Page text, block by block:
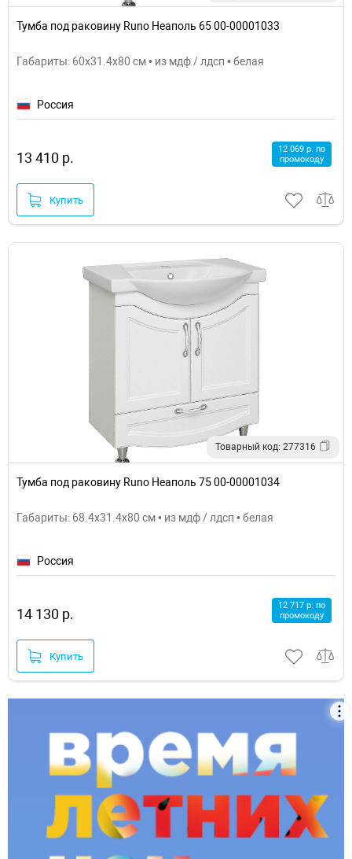
Тумба под раковину Runo Неаполь 65 00-00001033
Габариты: 60x31.4x80 см • из мдф / лдсп • белая
Россия
13 410 р.
12 069 р. по
промокоду
Купить
Товарный код: 277316
Тумба под раковину Runo Неаполь 75 00-00001034
Габариты: 68.4x31.4x80 см • из мдф / лдсп • белая
Россия
14 130 р.
12 717 р. по
промокоду
Купить